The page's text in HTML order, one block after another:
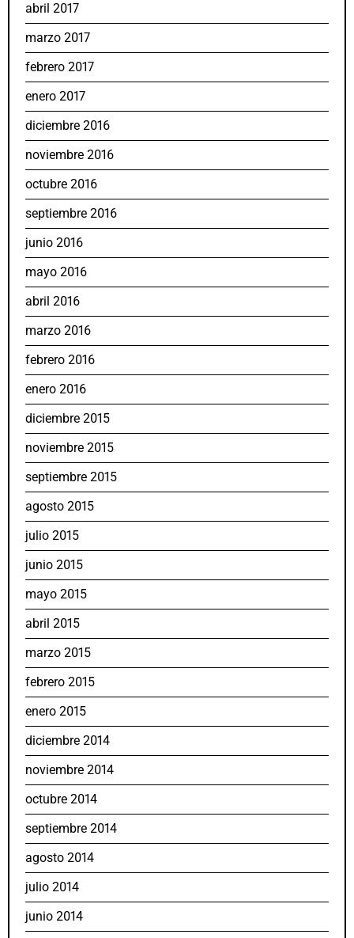
abril 2017
marzo 2017
febrero 2017
enero 2017
diciembre 2016
noviembre 2016
octubre 2016
septiembre 2016
junio 2016
mayo 2016
abril 2016
marzo 2016
febrero 2016
enero 2016
diciembre 2015
noviembre 2015
septiembre 2015
agosto 2015
julio 2015
junio 2015
mayo 2015
abril 2015
marzo 2015
febrero 2015
enero 2015
diciembre 2014
noviembre 2014
octubre 2014
septiembre 2014
agosto 2014
julio 2014
junio 2014